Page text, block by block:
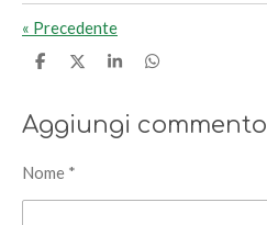
« Precedente
C
d
i
d
i
C
d
i
i
C
d
i
i
C
d
i
i
Aggiungi commento
Nome *